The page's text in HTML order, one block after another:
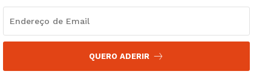
QUERO ADERIR